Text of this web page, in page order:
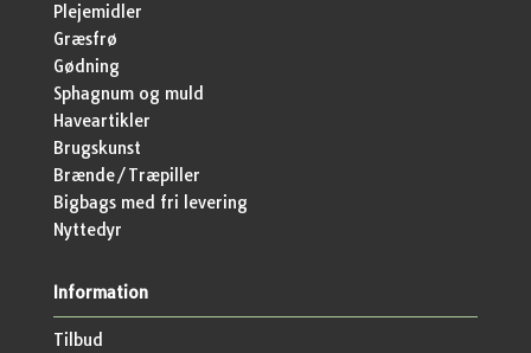
Plejemidler
Græsfrø
Gødning
Sphagnum og muld
Haveartikler
Brugskunst
Brænde/Træpiller
Bigbags med fri levering
Nyttedyr
Information
Tilbud